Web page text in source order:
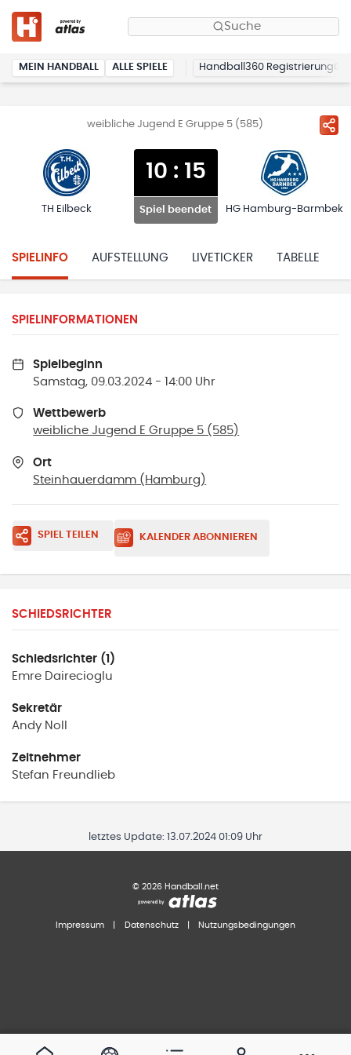
Suche
MEIN HANDBALL ALLE SPIELE Handball360 Registrierung
weibliche Jugend E Gruppe 5 (585)
TH Eilbeck
10 : 15
Spiel beendet HG Hamburg-Barmbek
SPIELINFO AUFSTELLUNG LIVETICKER TABELLE
SPIELINFORMATIONEN
Spielbeginn
Samstag, 09.03.2024 - 14:00 Uhr
Wettbewerb
weibliche Jugend E Gruppe 5 (585)
Ort
Steinhauerdamm ( Hamburg )
SPIEL TEILEN KALENDER ABONNIEREN
SCHIEDSRICHTER
Schiedsrichter (1)
Emre Dairecioglu
Sekretär
Andy Noll
Zeitnehmer
Stefan Freundlieb
letztes Update: 13.07.2024 01:09 Uhr
© 2026 Handball.net
Impressum Datenschutz Nutzungsbedingungen